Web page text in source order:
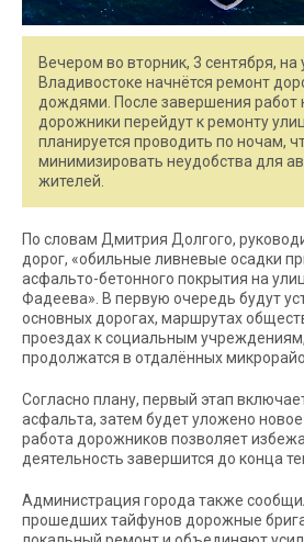
Вечером во вторник, 3 сентября,
Владивостоке начнётся ремонт
дождями. После завершения работ
дорожники перейдут к ремонту
планируется проводить по ночам,
минимизировать неудобства для
жителей.
По словам Дмитрия Долгого,
дорог, «обильные ливневые осадки
асфальто-бетонного покрытия на
Фадеева». В первую очередь будут
основных дорогах, маршрутах
проездах к социальным
продолжатся в отдалённых
Согласно плану, первый этап
асфальта, затем будет уложено
работа дорожников позволяет
деятельность завершится до конца
Администрация города также
прошедших тайфунов дорожные